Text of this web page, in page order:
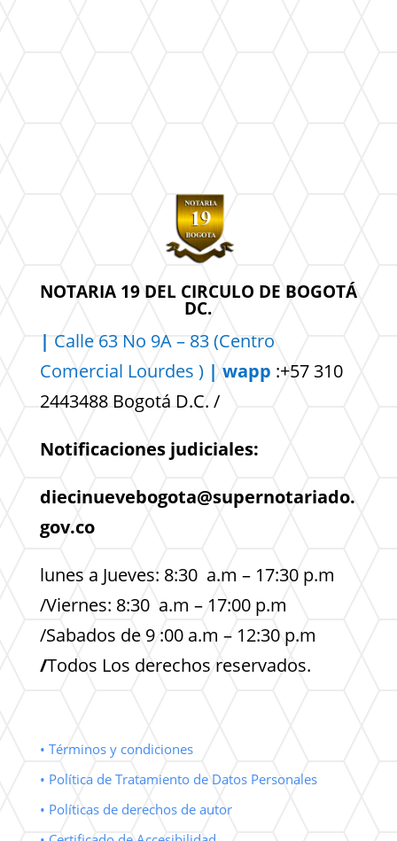
NOTARIA 19 DEL CIRCULO DE BOGOTÁ
DC.
| Calle 63 No 9A – 83 (Centro
Comercial Lourdes ) | wapp :+57 310
2443488 Bogotá D.C. /
Notificaciones judiciales:
diecinuevebogota@supernotariado.
gov.co
lunes a Jueves: 8:30 a.m – 17:30 p.m
/Viernes: 8:30 a.m – 17:00 p.m
/Sabados de 9 :00 a.m – 12:30 p.m
/Todos Los derechos reservados.
• Términos y condiciones
• Política de Tratamiento de Datos Personales
• Políticas de derechos de autor